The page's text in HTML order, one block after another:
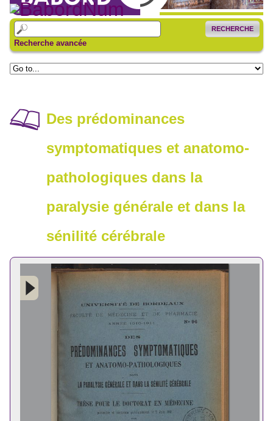
RECHERCHE
Recherche avancée
Des prédominances
symptomatiques et anatomo-
pathologiques dans la
paralysie générale et dans la
sénilité cérébrale